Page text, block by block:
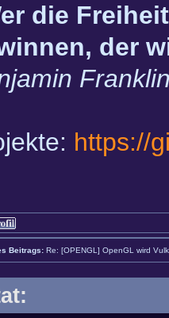
die
der
https://
Beitrags: Re: [OPENGL] OpenGL wird